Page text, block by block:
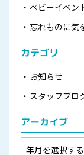
ベビーイベ
忘れものに気
カテゴリ
お知らせ
スタッフブロ
アーカイブ